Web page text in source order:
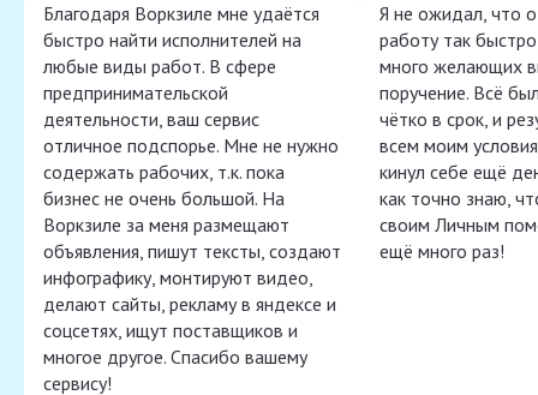
Благодаря Воркзиле мне удаётся
быстро найти исполнителей на
любые виды работ. В сфере
предпринимательской
деятельности, ваш сервис
отличное подспорье. Мне не нужно
содержать рабочих, т.к. пока
бизнес не очень большой. На
Воркзиле за меня размещают
объявления, пишут тексты, создают
инфографику, монтируют видео,
делают сайты, рекламу в яндексе и
соцсетях, ищут поставщиков и
многое другое. Спасибо вашему
сервису!
Я не ожидал, что
работу так
много желающих
поручение. Всё
чётко в срок, и
всем моим
кинул себе ещё
как точно знаю,
своим Личным
ещё много раз!